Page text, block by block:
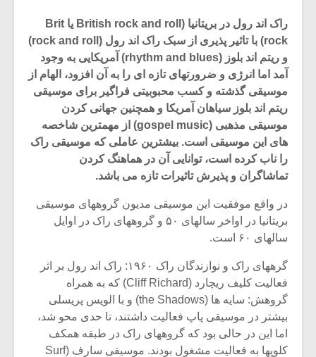
راک اند رول در بریتانیا (British rock and roll یا Brit
rock) با تاثیر پذیری از سبک راک اند رول (rock and roll)
و ریتم اند بلوز (rhythm and blues) آمریکایی به وجود
آمد اما انرژی و ضرورتهای تازه ای را به آن افزود، الهام از
موسیقی گذشته و کسب محبوبیتی فراگیر برای موسیقی
ریتم اند بلوز سیاهان آمریکا و همچنین جهانی کردن
موسیقی مذهبی (gospel music) از مهمترین شاخصه
های این موسیقی است. بیشترین عاملی که موسیقی راک
را ناب کرده است، توانایی آن در هماهنگ کردن
تماشاگران و پذیرش تاثیرات تازه می باشد.
در واقع موفقیت این موسیقی مدیون گروههای موسیقی
بریتانیا در اواخر سالهای ۵۰ و گروههای راک در اوایل
سالهای ۶۰ است.
گرههای راک و نوازندگان راک ۱۹۶۰: راک اند رول بر اثر
فعالیت کلیف ریچارد (Cliff Richard) که به همراه
گروهش: سایه ها (the Shadows) و با الویس پریسلی
بیشتر در موسیقی پاپ فعالیت داشتند، تا حدی محو شد،
اما این در حالی بود که گروههای راک در طبقه همکف
کلوپها به فعالیت مشغول بودند. موسیقی سارف (Surf
میکلوش روژا موریس ژار